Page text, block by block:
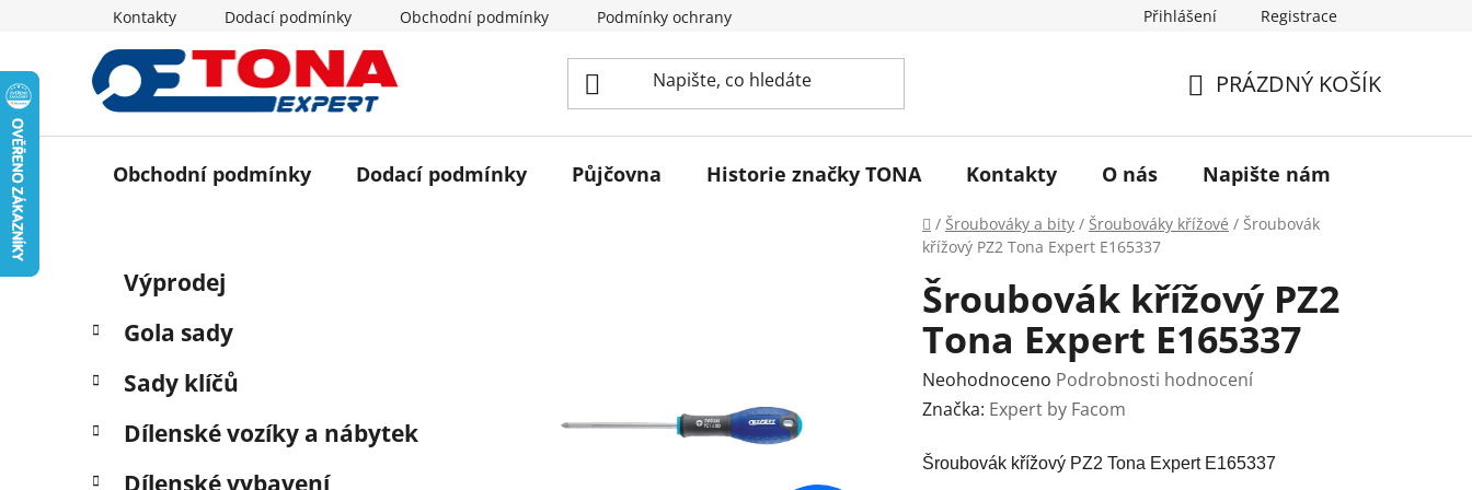
Kontakty Dodací podmínky Obchodní podmínky Podmínky ochrany osobních údajů Historie značky TONA
Přihlášení Registrace
KOŠÍK
PRÁZDNÝ KOŠÍK
Obchodní podmínky Dodací podmínky Půjčovna Historie značky TONA Kontakty O nás Napište nám
Domů
/ Šroubováky a bity / Šroubováky křížové / Šroubovák
křížový PZ2 Tona Expert E165337
s
r
n
n
Přeskočit
kategorie
e
o
i
Výprodej
Gola sady
Sady klíčů
Dílenské vozíky a nábytek
Dílenské vybavení
Šroubovák křížový PZ2
Tona Expert E165337
Průměrné
hodnocení
je
Neohodnoceno Podrobnosti hodnocení
Značka: Expert by Facom
Šroubovák křížový PZ2 Tona Expert E165337